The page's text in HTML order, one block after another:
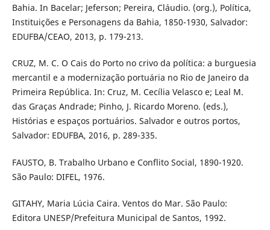
Bahia. In Bacelar; Jeferson; Pereira, Cláudio. (org.), Política,
Instituições e Personagens da Bahia, 1850-1930, Salvador:
EDUFBA/CEAO, 2013, p. 179-213.
CRUZ, M. C. O Cais do Porto no crivo da política: a burguesia
mercantil e a modernização portuária no Rio de Janeiro da
Primeira República. In: Cruz, M. Cecília Velasco e; Leal M.
das Graças Andrade; Pinho, J. Ricardo Moreno. (eds.),
Histórias e espaços portuários. Salvador e outros portos,
Salvador: EDUFBA, 2016, p. 289-335.
FAUSTO, B. Trabalho Urbano e Conflito Social, 1890-1920.
São Paulo: DIFEL, 1976.
GITAHY, Maria Lúcia Caira. Ventos do Mar. São Paulo:
Editora UNESP/Prefeitura Municipal de Santos, 1992.